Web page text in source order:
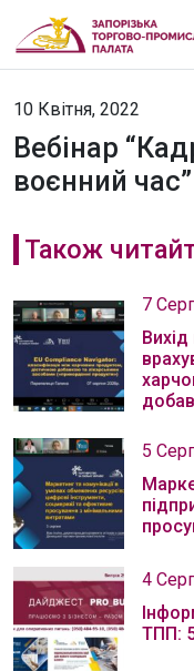
10 Квітня, 2022
Вебінар
воєнний час”
Також
7
5
4
ТПП: